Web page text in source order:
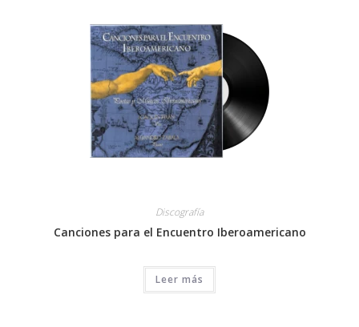
Discografía
Canciones para el Encuentro Iberoamericano
Leer más